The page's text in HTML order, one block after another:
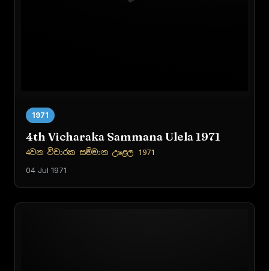
1971
4th Vicharaka Sammana Ulela 1971
4වන විචාරක සම්මාන උළෙල 1971
04 Jul 1971